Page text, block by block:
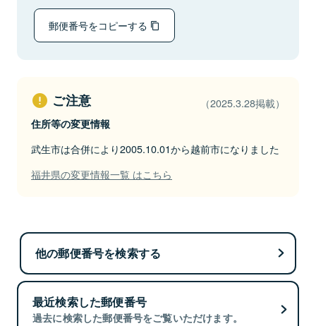
郵便番号をコピーする
ご注意 （2025.3.28掲載）
住所等の変更情報
武生市は合併により2005.10.01から越前市になりました
福井県の変更情報一覧 はこちら
他の郵便番号を検索する
最近検索した郵便番号
過去に検索した郵便番号をご覧いただけます。